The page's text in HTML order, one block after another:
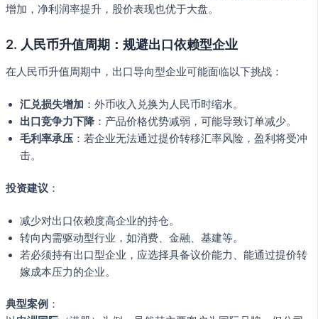
增加，净利润率提升，股价表现也优于大盘。
2. 人民币升值周期：规避出口依赖型企业
在人民币升值周期中，出口导向型企业可能面临以下挑战：
汇兑损失增加 ：外币收入兑换为人民币时缩水。
出口竞争力下降 ：产品价格优势减弱，可能导致订单减少。
毛利率承压 ：若企业无法通过提价转移汇率风险，盈利将受冲
击。
投资建议 ：
减少对出口依赖度高企业的持仓。
转向内需驱动型行业，如消费、金融、基建等。
若必须持有出口型企业，应选择具备议价能力、能通过提价转
嫁成本压力的企业。
典型案例 ：